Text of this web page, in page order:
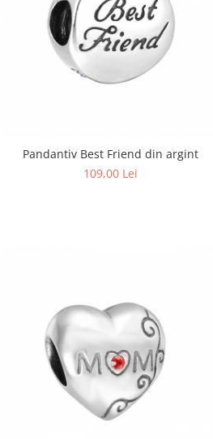
Pandantiv Best Friend din argint
109,00 Lei